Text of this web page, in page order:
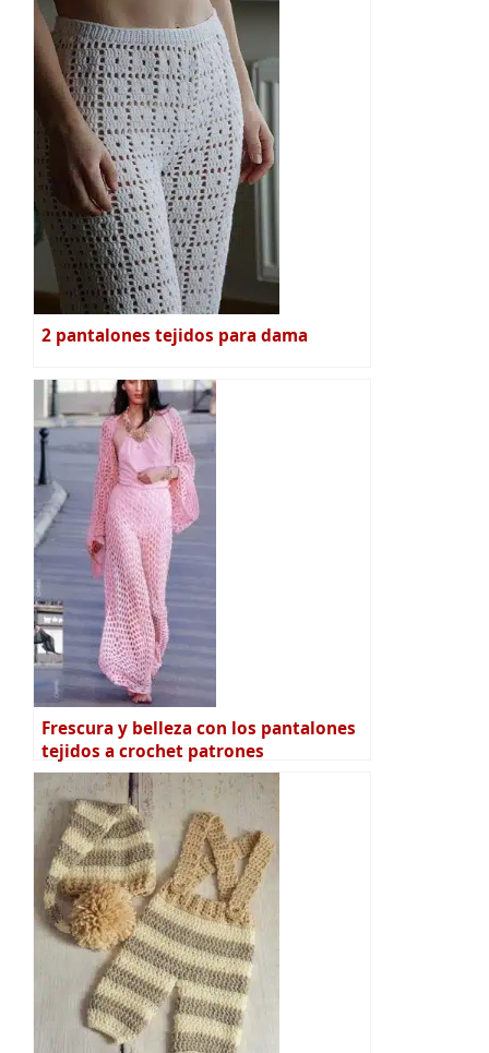
2 pantalones tejidos para dama
Frescura y belleza con los pantalones
tejidos a crochet patrones